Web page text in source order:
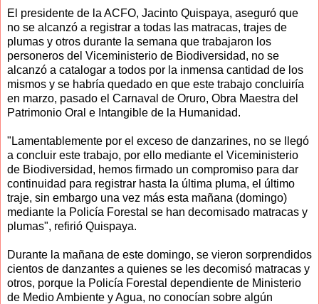
El presidente de la ACFO, Jacinto Quispaya, aseguró que
no se alcanzó a registrar a todas las matracas, trajes de
plumas y otros durante la semana que trabajaron los
personeros del Viceministerio de Biodiversidad, no se
alcanzó a catalogar a todos por la inmensa cantidad de los
mismos y se habría quedado en que este trabajo concluiría
en marzo, pasado el Carnaval de Oruro, Obra Maestra del
Patrimonio Oral e Intangible de la Humanidad.
"Lamentablemente por el exceso de danzarines, no se llegó
a concluir este trabajo, por ello mediante el Viceministerio
de Biodiversidad, hemos firmado un compromiso para dar
continuidad para registrar hasta la última pluma, el último
traje, sin embargo una vez más esta mañana (domingo)
mediante la Policía Forestal se han decomisado matracas y
plumas", refirió Quispaya.
Durante la mañana de este domingo, se vieron sorprendidos
cientos de danzantes a quienes se les decomisó matracas y
otros, porque la Policía Forestal dependiente de Ministerio
de Medio Ambiente y Agua, no conocían sobre algún